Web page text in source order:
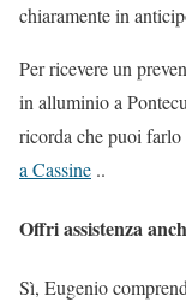
chiaramente in
Per ricevere un
in alluminio a
ricorda che puoi farlo
a Cassine ..
Offri assistenza
Sì, Eugenio